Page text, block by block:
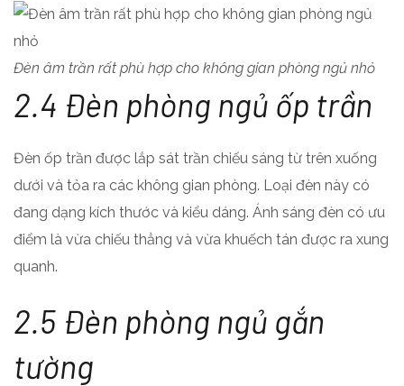
Đèn âm trần rất phù hợp cho không gian phòng ngủ nhỏ
2.4 Đèn phòng ngủ ốp trần
Đèn ốp trần được lắp sát trần chiếu sáng từ trên xuống
dưới và tỏa ra các không gian phòng. Loại đèn này có
đang dạng kích thước và kiểu dáng. Ánh sáng đèn có ưu
điểm là vừa chiếu thẳng và vừa khuếch tán được ra xung
quanh.
2.5 Đèn phòng ngủ gắn
tường